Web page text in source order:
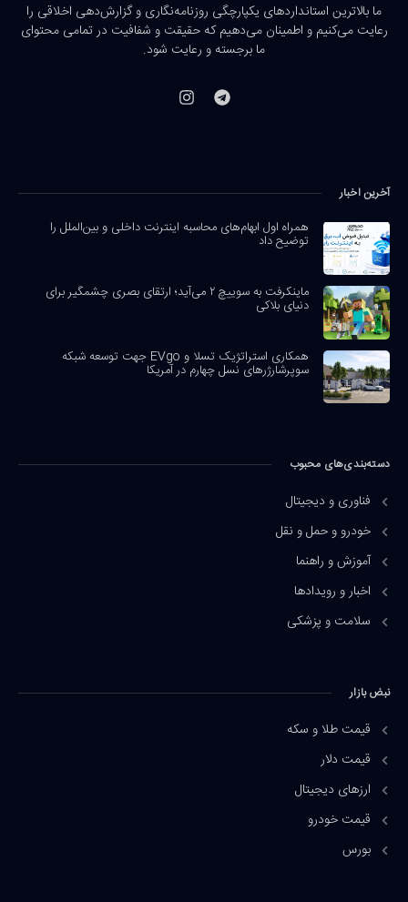
ما بالاترین استانداردهای یکپارچگی روزنامه‌نگاری و گزارش‌دهی اخلاقی را
رعایت می‌کنیم و اطمینان می‌دهیم که حقیقت و شفافیت در تمامی محتوای
ما برجسته و رعایت شود.
آخرین اخبار
همراه اول ابهام‌های محاسبه اینترنت داخلی و بین‌الملل را
توضیح داد
ماینکرفت به سوییچ ۲ می‌آید؛ ارتقای بصری چشمگیر برای
دنیای بلاکی
همکاری استراتژیک تسلا و EVgo جهت توسعه شبکه
سوپرشارژرهای نسل چهارم در آمریکا
دسته‌بندی‌های محبوب
فناوری و دیجیتال
خودرو و حمل و نقل
آموزش و راهنما
اخبار و رویدادها
سلامت و پزشکی
نبض بازار
قیمت طلا و سکه
قیمت دلار
ارزهای دیجیتال
قیمت خودرو
بورس